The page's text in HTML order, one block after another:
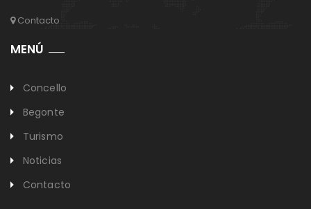
Contacto
MENÚ
Concello
Begonte
Turismo
Noticias
Contacto